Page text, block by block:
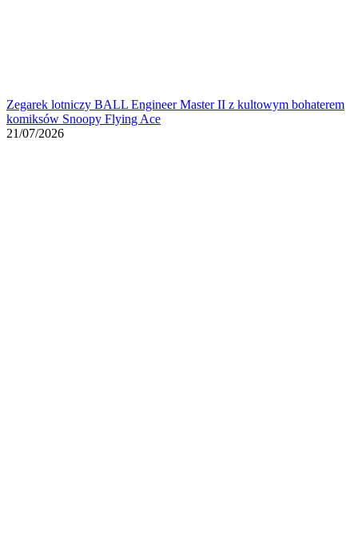
Zegarek lotniczy BALL Engineer Master II z kultowym bohaterem
komiksów Snoopy Flying Ace
21/07/2026